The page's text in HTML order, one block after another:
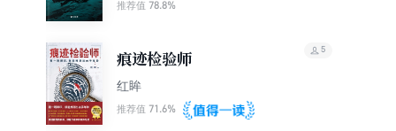
推荐值 78.8%
痕迹检验师
红眸
推荐值 71.6%
5